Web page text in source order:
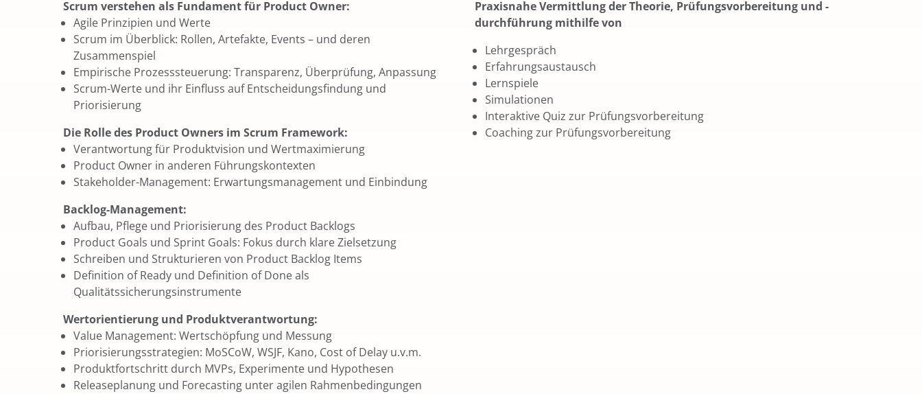
Scrum verstehen als Fundament für Product Owner:
Agile Prinzipien und Werte
Scrum im Überblick: Rollen, Artefakte, Events – und deren
Zusammenspiel
Empirische Prozesssteuerung: Transparenz, Überprüfung, Anpassung
Scrum-Werte und ihr Einfluss auf Entscheidungsfindung und
Priorisierung
Die Rolle des Product Owners im Scrum Framework:
Verantwortung für Produktvision und Wertmaximierung
Product Owner in anderen Führungskontexten
Stakeholder-Management: Erwartungsmanagement und Einbindung
Backlog-Management:
Aufbau, Pflege und Priorisierung des Product Backlogs
Product Goals und Sprint Goals: Fokus durch klare Zielsetzung
Schreiben und Strukturieren von Product Backlog Items
Definition of Ready und Definition of Done als
Qualitätssicherungsinstrumente
Wertorientierung und Produktverantwortung:
Value Management: Wertschöpfung und Messung
Priorisierungsstrategien: MoSCoW, WSJF, Kano, Cost of Delay u.v.m.
Produktfortschritt durch MVPs, Experimente und Hypothesen
Releaseplanung und Forecasting unter agilen Rahmenbedingungen
Praxisnahe Vermittlung der Theorie, Prüfungsvorbereitung und -
durchführung mithilfe von
Lehrgespräch
Erfahrungsaustausch
Lernspiele
Simulationen
Interaktive Quiz zur Prüfungsvorbereitung
Coaching zur Prüfungsvorbereitung